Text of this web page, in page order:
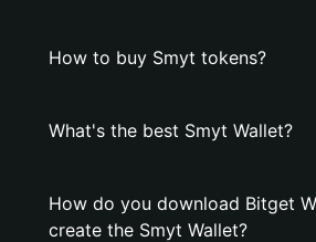
How to buy Smyt tokens?
What's the best Smyt Wallet?
How do you download Bitget
create the Smyt Wallet?